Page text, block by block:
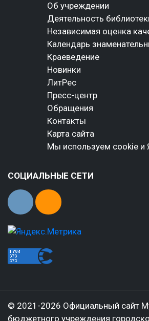
Об учреждении
Деятельность
Независимая оценка
Календарь
Краеведение
Новинки
ЛитРес
Пресс-центр
Обращения
Контакты
Карта сайта
Мы используем cookie и
СОЦИАЛЬНЫЕ СЕТИ
© 2021-2026 Официальный сайт
бюджетного учреждения